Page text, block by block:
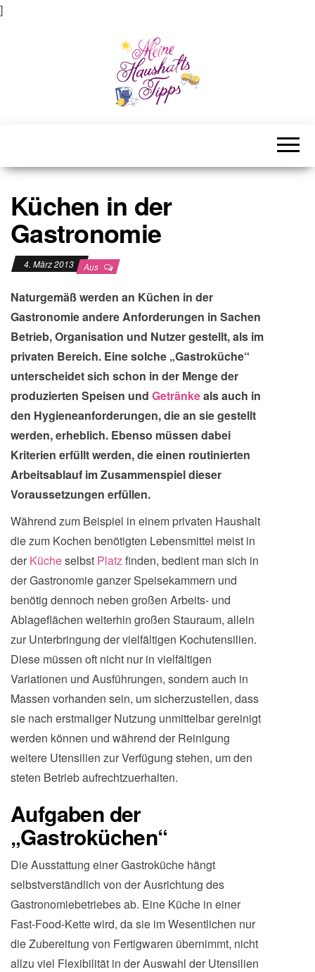
]
Küchen in der
Gastronomie
4. März 2013 Aus
Naturgemäß werden an Küchen in der
Gastronomie andere Anforderungen in Sachen
Betrieb, Organisation und Nutzer gestellt, als im
privaten Bereich. Eine solche „Gastroküche“
unterscheidet sich schon in der Menge der
produzierten Speisen und Getränkeals auch in
den Hygieneanforderungen, die an sie gestellt
werden, erheblich. Ebenso müssen dabei
Kriterien erfüllt werden, die einen routinierten
Arbeitsablauf im Zusammenspiel dieser
Voraussetzungen erfüllen.
Während zum Beispiel in einem privaten Haushalt
die zum Kochen benötigten Lebensmittel meist in
der Kücheselbst Platzfinden, bedient man sich in
der Gastronomie ganzer Speisekammern und
benötig dennoch neben großen Arbeits- und
Ablageflächen weiterhin großen Stauraum, allein
zur Unterbringung der vielfältigen Kochutensilien.
Diese müssen oft nicht nur in vielfältigen
Variationen und Ausführungen, sondern auch in
Massen vorhanden sein, um sicherzustellen, dass
sie nach erstmaliger Nutzung unmittelbar gereinigt
werden können und während der Reinigung
weitere Utensilien zur Verfügung stehen, um den
steten Betrieb aufrechtzuerhalten.
Aufgaben der
„Gastroküchen“
Die Ausstattung einer Gastroküche hängt
selbstverständlich von der Ausrichtung des
Gastronomiebetriebes ab. Eine Küche in einer
Fast-Food-Kette wird, da sie im Wesentlichen nur
die Zubereitung von Fertigwaren übernimmt, nicht
allzu viel Flexibilität in der Auswahl der Utensilien